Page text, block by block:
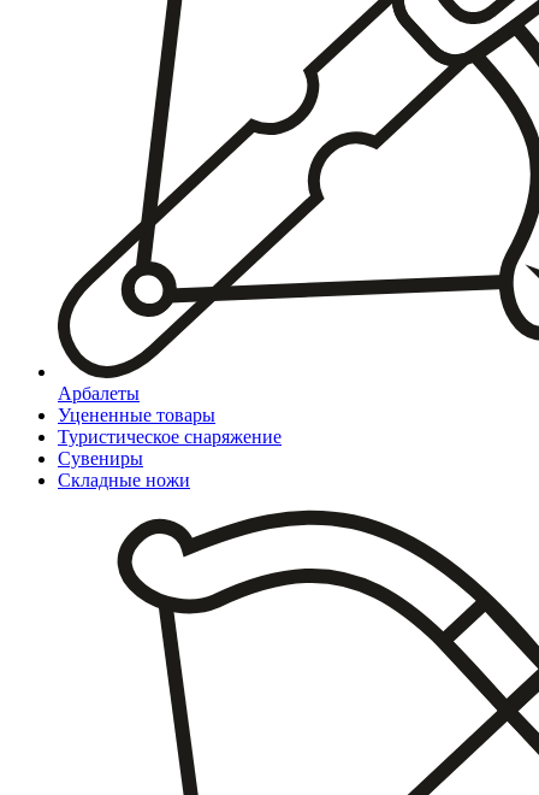
Арбалеты
Уцененные товары
Туристическое снаряжение
Сувениры
Складные ножи